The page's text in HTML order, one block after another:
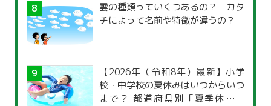
雲の種類っていくつあるの？ カタ
チによって名前や特徴が違うの？
【2026年（令和8年）最新】小学
校・中学校の夏休みはいつからいつ
まで？ 都道府県別「夏季休暇一